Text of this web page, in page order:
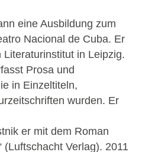
eine Ausbildung zum
Nacional de Cuba. Er
in Leipzig.
Prosa und
in Einzeltiteln,
wurden. Er
er mit dem Roman
(Luftschacht Verlag). 2011